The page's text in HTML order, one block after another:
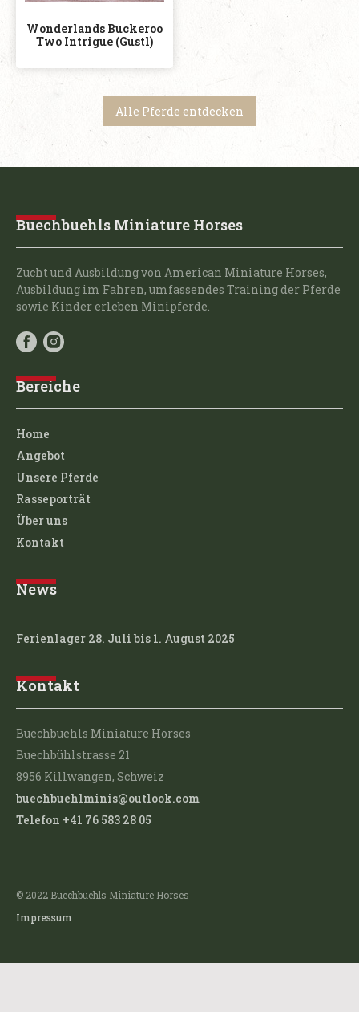
Wonderlands Buckeroo
Two Intrigue (Gustl)
Alle Pferde entdecken
Buechbuehls Miniature Horses
Zucht und Ausbildung von American Miniature Horses,
Ausbildung im Fahren, umfassendes Training der Pferde
sowie Kinder erleben Minipferde.
Bereiche
Home
Angebot
Unsere Pferde
Rasseporträt
Über uns
Kontakt
News
Ferienlager 28. Juli bis 1. August 2025
Kontakt
Buechbuehls Miniature Horses
Buechbühlstrasse 21
8956 Killwangen, Schweiz
buechbuehlminis@outlook.com
Telefon +41 76 583 28 05
© 2022 Buechbuehls Miniature Horses
Impressum